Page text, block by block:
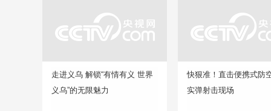
走进义乌 解锁“有情有义 世界
义乌”的无限魅力
快狠准！直击便携式防
实弹射击现场